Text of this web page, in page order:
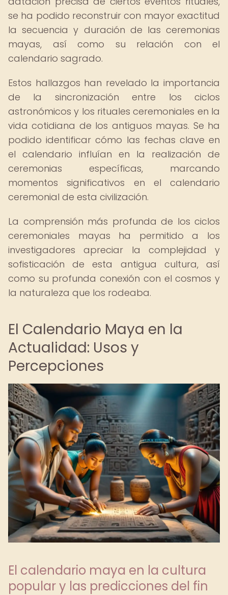
se ha podido reconstruir con mayor exactitud
la secuencia y duración de las ceremonias
mayas, así como su relación con el
calendario sagrado.
Estos hallazgos han revelado la importancia
de la sincronización entre los ciclos
astronómicos y los rituales ceremoniales en la
vida cotidiana de los antiguos mayas. Se ha
podido identificar cómo las fechas clave en
el calendario influían en la realización de
ceremonias específicas, marcando
momentos significativos en el calendario
ceremonial de esta civilización.
La comprensión más profunda de los ciclos
ceremoniales mayas ha permitido a los
investigadores apreciar la complejidad y
sofisticación de esta antigua cultura, así
como su profunda conexión con el cosmos y
la naturaleza que los rodeaba.
El Calendario Maya en la
Actualidad: Usos y
Percepciones
El calendario maya en la cultura
popular y las predicciones del fin